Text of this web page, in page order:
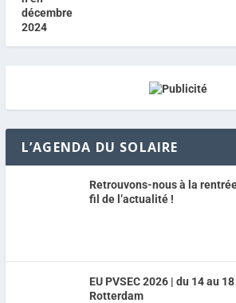
L’AGENDA DU SOLAIRE
Retrouvons-nous à la
fil de l’actualité !
EU PVSEC 2026 | du 14 au
Rotterdam